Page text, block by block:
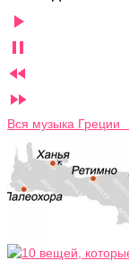




Вся музыка Греции